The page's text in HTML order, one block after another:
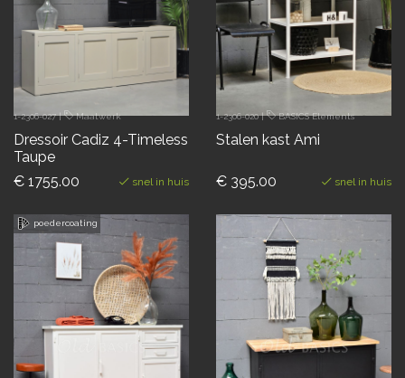
1-2306-027| Maatwerk
Dressoir Cadiz 4-Timeless
Taupe
€ 1755.00
snel in huis
1-2306-020| BASICS Elements
Stalen kast Ami
€ 395.00 snel in huis
poedercoating